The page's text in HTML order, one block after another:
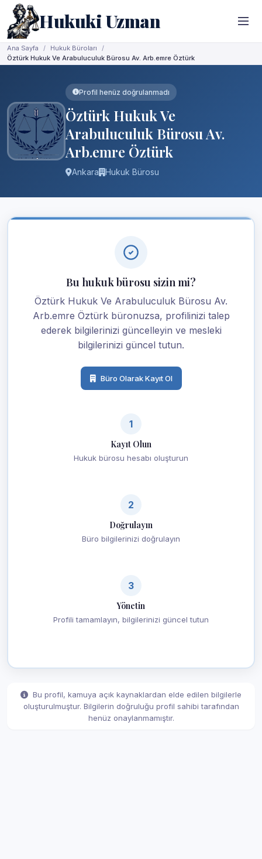
Hukuki Uzman
Ana Sayfa
Hukuk Büroları
Öztürk Hukuk Ve Arabuluculuk Bürosu Av. Arb.emre Öztürk
Profil henüz doğrulanmadı
Öztürk Hukuk Ve
Arabuluculuk Bürosu Av.
Arb.emre Öztürk
Ankara Hukuk Bürosu
Bu hukuk bürosu sizin mi?
Öztürk Hukuk Ve Arabuluculuk Bürosu Av.
Arb.emre Öztürk büronuzsa, profilinizi talep
ederek bilgilerinizi güncelleyin ve mesleki
bilgilerinizi güncel tutun.
Büro Olarak Kayıt Ol
1
Kayıt Olun
Hukuk bürosu hesabı oluşturun
2
Doğrulayın
Büro bilgilerinizi doğrulayın
3
Yönetin
Profili tamamlayın, bilgilerinizi güncel tutun
Bu profil, kamuya açık kaynaklardan elde edilen bilgilerle
oluşturulmuştur. Bilgilerin doğruluğu profil sahibi tarafından
henüz onaylanmamıştır.